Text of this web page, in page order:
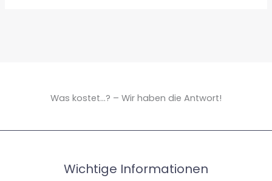
Was kostet...? – Wir haben die Antwort!
Wichtige Informationen